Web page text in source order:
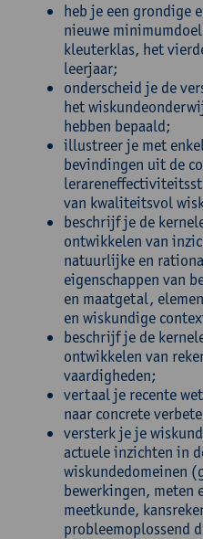
heb je een grondige
nieuwe
kleuterklas, het
leerjaar;
onderscheid je de
het
hebben bepaald;
illustreer je met
bevindingen uit de
van kwaliteitsvol
beschrijf je de
ontwikkelen van
natuurlijke en
eigenschappen van
en maatgetal,
en wiskundige
beschrijf je de
ontwikkelen van
vaardigheden;
vertaal je recente
naar concrete
versterk je je
actuele inzichten in
wiskundedomeinen
bewerkingen, meten
meetkunde,
probleemoplossend